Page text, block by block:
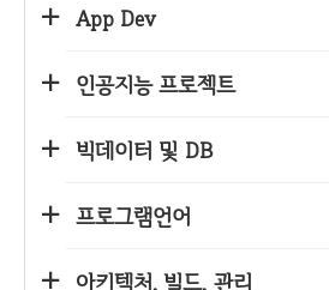
App Dev
인공지능 프로젝트
빅데이터 및 DB
프로그램언어
아키텍처, 빌드, 관리